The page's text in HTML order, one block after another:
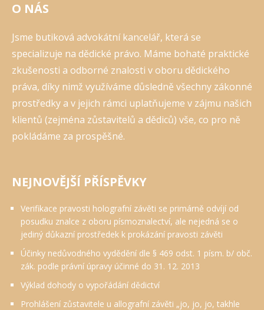
O NÁS
Jsme butiková advokátní kancelář, která se
specializuje na dědické právo. Máme bohaté praktické
zkušenosti a odborné znalosti v oboru dědického
práva, díky nimž využíváme důsledně všechny zákonné
prostředky a v jejich rámci uplatňujeme v zájmu našich
klientů (zejména zůstavitelů a dědiců) vše, co pro ně
pokládáme za prospěšné.
NEJNOVĚJŠÍ PŘÍSPĚVKY
Verifikace pravosti holografní závěti se primárně odvíjí od
posudku znalce z oboru písmoznalectví, ale nejedná se o
jediný důkazní prostředek k prokázání pravosti závěti
Účinky nedůvodného vydědění dle § 469 odst. 1 písm. b/ obč.
zák. podle právní úpravy účinné do 31. 12. 2013
Výklad dohody o vypořádání dědictví
Prohlášení zůstavitele u allografní závěti „jo, jo, jo, takhle